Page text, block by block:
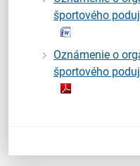
športového
Oznámenie o
športového